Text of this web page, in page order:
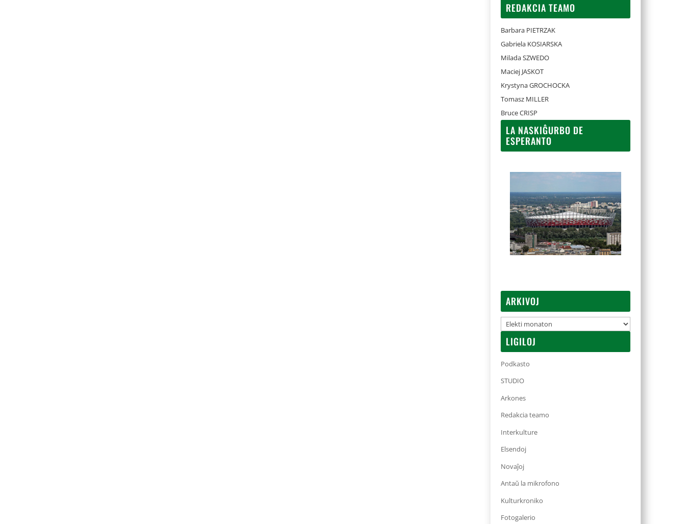
REDAKCIA TEAMO
Barbara PIETRZAK
Gabriela KOSIARSKA
Milada SZWEDO
Maciej JASKOT
Krystyna GROCHOCKA
Tomasz MILLER
Bruce CRISP
LA NASKIĜURBO DE
ESPERANTO
ARKIVOJ
Arkivoj
LIGILOJ
Podkasto
STUDIO
Arkones
Redakcia teamo
Interkulture
Elsendoj
Novaĵoj
Antaŭ la mikrofono
Kulturkroniko
Fotogalerio